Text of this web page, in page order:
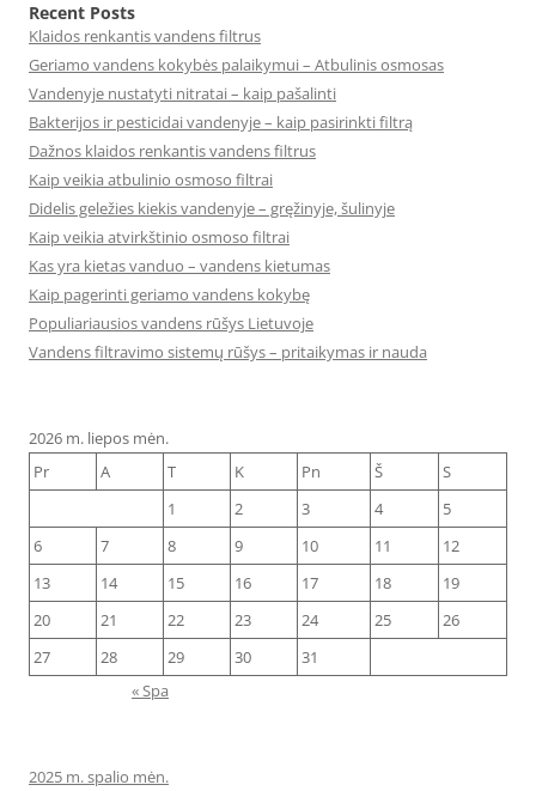
Recent Posts
Klaidos renkantis vandens filtrus
Geriamo vandens kokybės palaikymui – Atbulinis osmosas
Vandenyje nustatyti nitratai – kaip pašalinti
Bakterijos ir pesticidai vandenyje – kaip pasirinkti filtrą
Dažnos klaidos renkantis vandens filtrus
Kaip veikia atbulinio osmoso filtrai
Didelis geležies kiekis vandenyje – gręžinyje, šulinyje
Kaip veikia atvirkštinio osmoso filtrai
Kas yra kietas vanduo – vandens kietumas
Kaip pagerinti geriamo vandens kokybę
Populiariausios vandens rūšys Lietuvoje
Vandens filtravimo sistemų rūšys – pritaikymas ir nauda
2026 m. liepos mėn.
Pr
A T K Pn Š
S
1
2 3 4
5
6
7 8 9 10 11
12
13
14 15 16 17 18
19
20
21 22 23 24 25
26
27
28 29 30
31
« Spa
2025 m. spalio mėn.